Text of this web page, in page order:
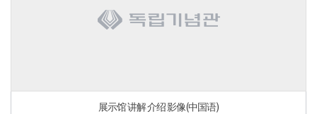
展示馆 讲解 介绍 影像(中国语)